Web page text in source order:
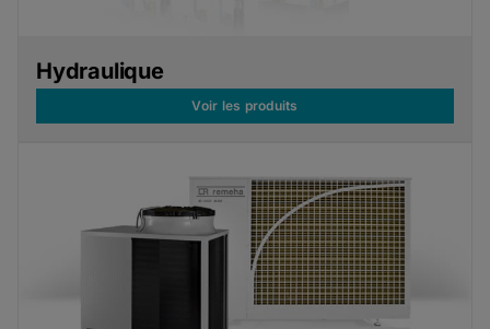
Hydraulique
Voir les produits